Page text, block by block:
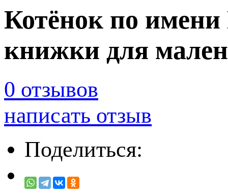
Котёнок по
книжки для
0 отзывов
написать отзыв
Поделиться: